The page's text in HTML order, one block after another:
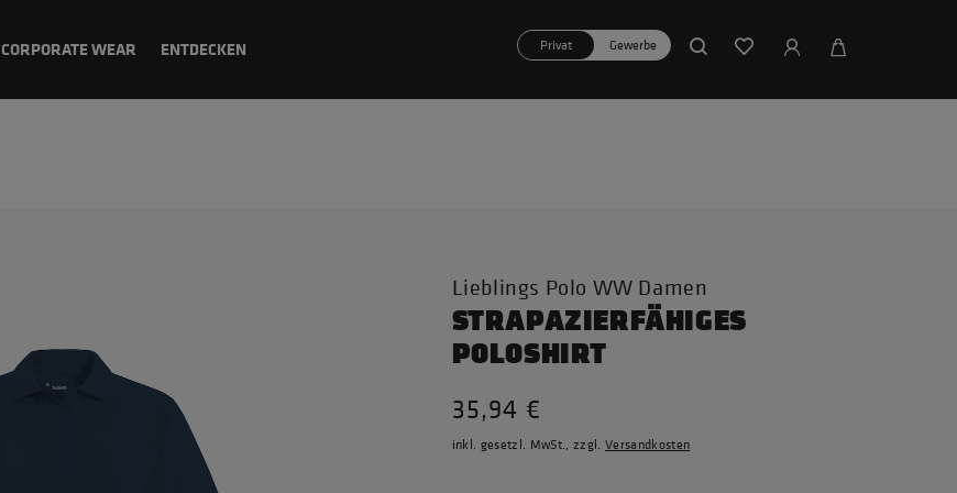
CORPORATE WEAR ENTDECKEN Privat Gewerbe
Lieblings Polo WW Damen
STRAPAZIERFÄHIGES
POLOSHIRT
35,94 €
inkl. gesetzl. MwSt., zzgl. Versandkosten